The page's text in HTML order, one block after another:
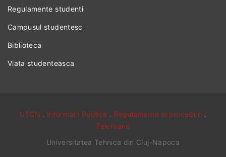
Regulamente studenti
Campusul studentesc
Biblioteca
Viata studenteasca
UTCN . Informatii Publice . Regulamente si proceduri .
Telefoane
Universitatea Tehnica din Cluj-Napoca